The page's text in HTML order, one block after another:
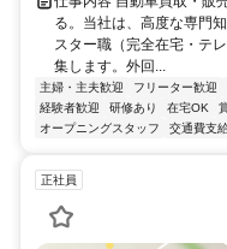
る。当社は、高度な専門
スター職（完全在宅・テ
集します。外回...
主婦・主夫歓迎 フリーター歓迎
経験者歓迎
研修あり 在宅OK
オープニングスタッフ
交通費支
正社員